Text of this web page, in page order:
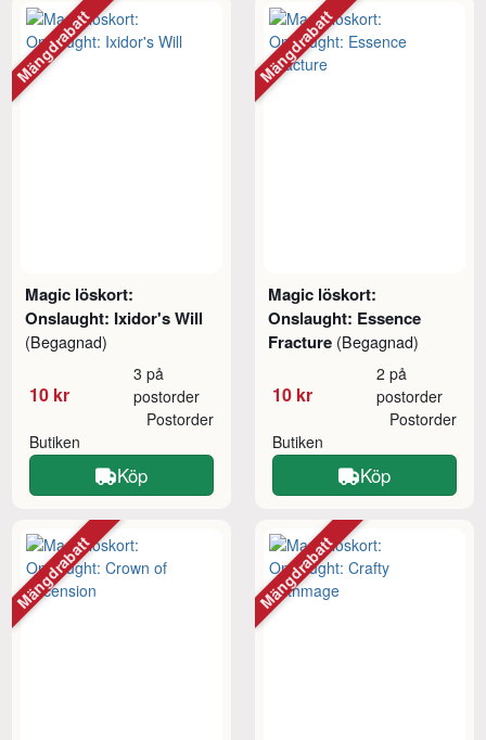
Magic löskort:
Onslaught: Ixidor's Will
(Begagnad)
10 kr
3 på
postorder
Butiken
Postorder
Köp
Mängdrabatt
Magic löskort:
Onslaught: Essence
Fracture (Begagnad)
10 kr
2 på
postorder
Butiken
Postorder
Köp
Mängdrabatt
Mängdrabatt Mängdrabatt